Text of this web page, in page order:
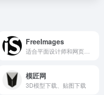
FreeImages
模匠网
3D模型下载、贴图下载